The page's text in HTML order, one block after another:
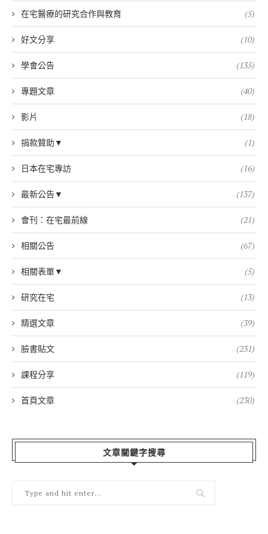
在宅醫療的研究合作與教育 (5)
好文分享 (10)
學會公告 (135)
專題文章 (40)
影片 (18)
捐款贊助▼ (1)
日本在宅專訪 (16)
最新公告▼ (137)
會刊：在宅最前線 (21)
相關公告 (67)
相關表單▼ (5)
研究在宅 (13)
精選文章 (39)
臉書貼文 (231)
課程分享 (119)
首頁文章 (230)
文章關鍵字搜尋